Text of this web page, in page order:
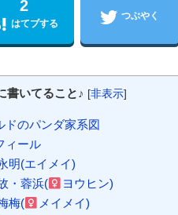
2
はてブする
つぶやく
書いてること♪ [非表示]
ドのパンダ家系図
ィール
明(エイメイ)
・蓉浜(
ヨウヒン)
梅(
メイメイ)